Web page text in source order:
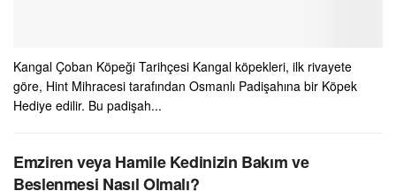
Kangal Çoban Köpeği Tarihçesi Kangal köpekleri, ilk rivayete
göre, Hint Mihracesi tarafından Osmanlı Padişahına bir Köpek
Hediye edilir. Bu padişah...
Emziren veya Hamile Kedinizin Bakım ve
Beslenmesi Nasıl Olmalı?